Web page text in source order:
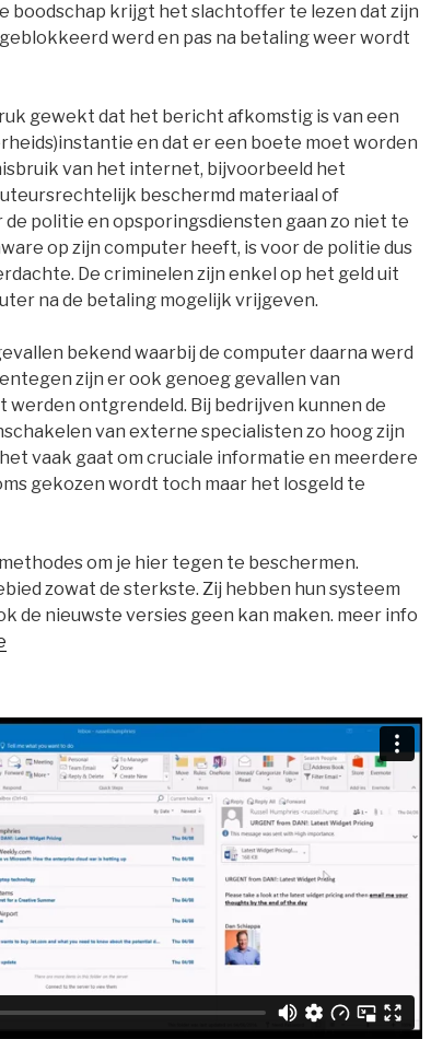
boodschap krijgt het slachtoffer te lezen dat zijn
werd en pas na betaling weer wordt
gewekt dat het bericht afkomstig is van een
en dat er een boete moet worden
van het internet, bijvoorbeeld het
beschermd materiaal of
de politie en opsporingsdiensten gaan zo niet te
op zijn computer heeft, is voor de politie dus
De criminelen zijn enkel op het geld uit
na de betaling mogelijk vrijgeven.
bekend waarbij de computer daarna werd
zijn er ook genoeg gevallen van
werden ontgrendeld. Bij bedrijven kunnen de
van externe specialisten zo hoog zijn
vaak gaat om cruciale informatie en meerdere
gekozen wordt toch maar het losgeld te
om je hier tegen te beschermen.
zowat de sterkste. Zij hebben hun systeem
de nieuwste versies geen kan maken. meer info